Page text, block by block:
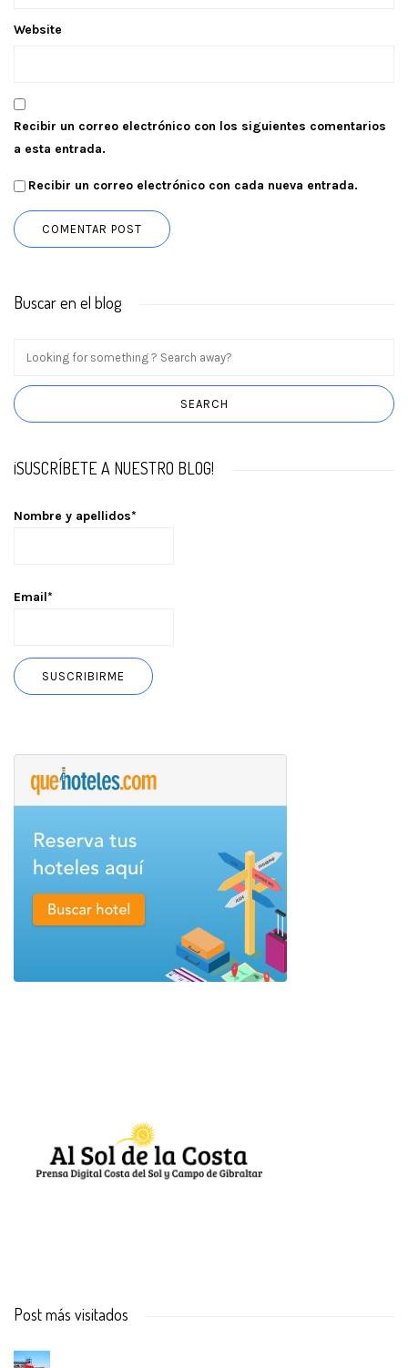
Website
Recibir un correo electrónico con los siguientes comentarios
a esta entrada.
Recibir un correo electrónico con cada nueva entrada.
Buscar en el blog
¡SUSCRÍBETE A NUESTRO BLOG!
Nombre y apellidos*
Email*
Post más visitados